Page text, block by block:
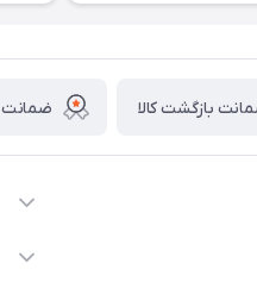
بازگشت کالا ضمانت